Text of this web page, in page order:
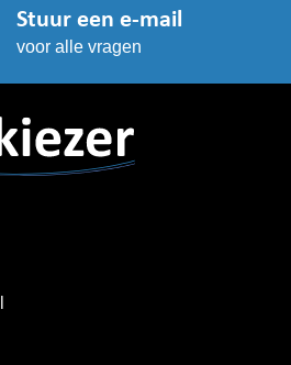
Stuur een e-mail
voor alle vragen